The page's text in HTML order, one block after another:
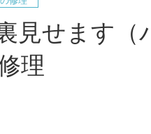
見せます
理